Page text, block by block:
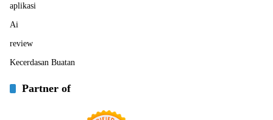
aplikasi
Ai
review
Kecerdasan Buatan
Partner of